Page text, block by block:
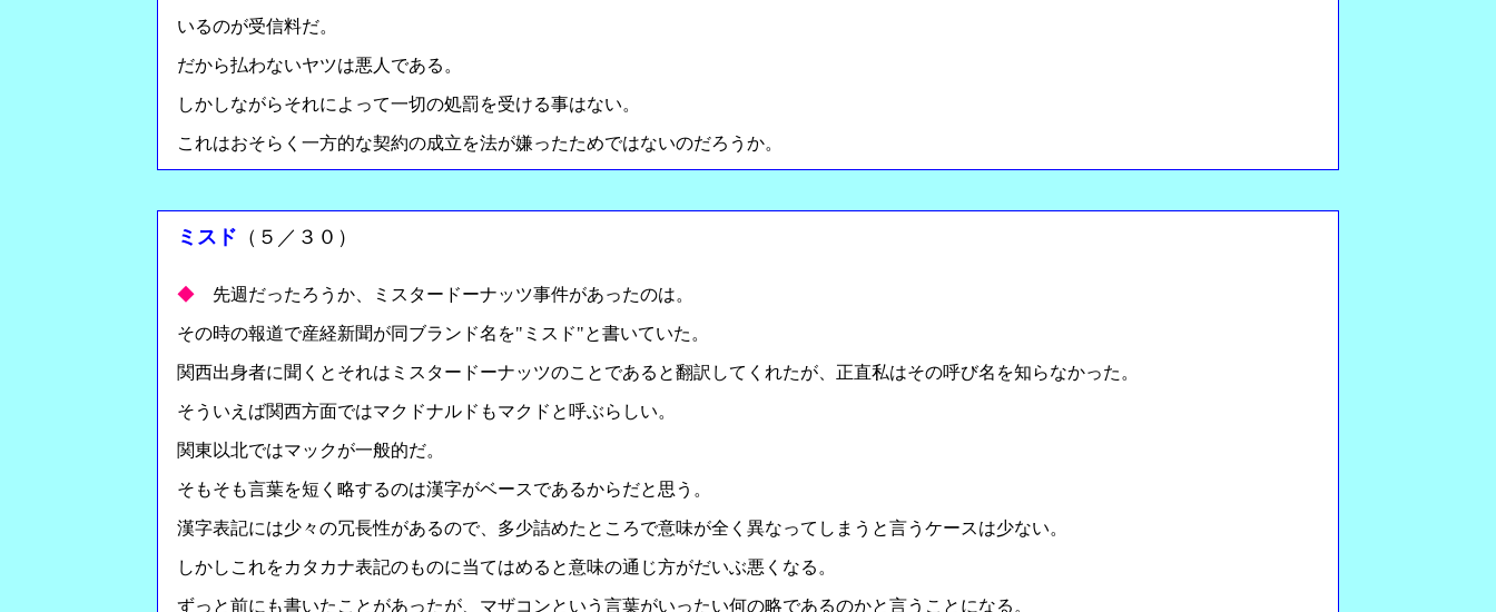
いるのが受信料だ。
だから払わないヤツは悪人である。
しかしながらそれによって一切の処罰を受ける事はない。
これはおそらく一方的な契約の成立を法が嫌ったためではないのだろうか。
ミスド （５／３０）
◆ 先週だったろうか、ミスタードーナッツ事件があったのは。
その時の報道で産経新聞が同ブランド名を"ミスド"と書いていた。
関西出身者に聞くとそれはミスタードーナッツのことであると翻訳してくれたが、正直私はその呼び名を知らなかった。
そういえば関西方面ではマクドナルドもマクドと呼ぶらしい。
関東以北ではマックが一般的だ。
そもそも言葉を短く略するのは漢字がベースであるからだと思う。
漢字表記には少々の冗長性があるので、多少詰めたところで意味が全く異なってしまうと言うケースは少ない。
しかしこれをカタカナ表記のものに当てはめると意味の通じ方がだいぶ悪くなる。
ずっと前にも書いたことがあったが、マザコンという言葉がいったい何の略であるのかと言うことになる。